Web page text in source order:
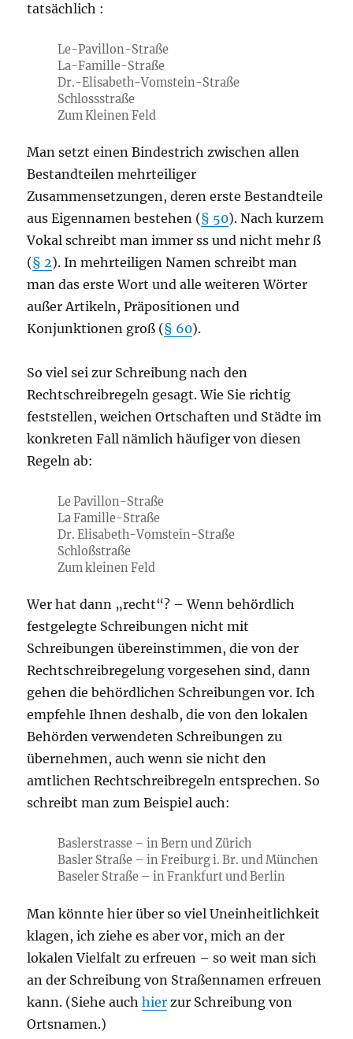
tatsächlich :
Le-Pavillon-Straße
La-Famille-Straße
Dr.-Elisabeth-Vomstein-Straße
Schlossstraße
Zum Kleinen Feld
Man setzt einen Bindestrich zwischen allen
Bestandteilen mehrteiliger
Zusammensetzungen, deren erste Bestandteile
aus Eigennamen bestehen (§ 50). Nach kurzem
Vokal schreibt man immer ss und nicht mehr ß
(§ 2). In mehrteiligen Namen schreibt man
man das erste Wort und alle weiteren Wörter
außer Artikeln, Präpositionen und
Konjunktionen groß (§ 60).
So viel sei zur Schreibung nach den
Rechtschreibregeln gesagt. Wie Sie richtig
feststellen, weichen Ortschaften und Städte im
konkreten Fall nämlich häufiger von diesen
Regeln ab:
Le Pavillon-Straße
La Famille-Straße
Dr. Elisabeth-Vomstein-Straße
Schloßstraße
Zum kleinen Feld
Wer hat dann „recht“? – Wenn behördlich
festgelegte Schreibungen nicht mit
Schreibungen übereinstimmen, die von der
Rechtschreibregelung vorgesehen sind, dann
gehen die behördlichen Schreibungen vor. Ich
empfehle Ihnen deshalb, die von den lokalen
Behörden verwendeten Schreibungen zu
übernehmen, auch wenn sie nicht den
amtlichen Rechtschreibregeln entsprechen. So
schreibt man zum Beispiel auch:
Baslerstrasse – in Bern und Zürich
Basler Straße – in Freiburg i. Br. und München
Baseler Straße – in Frankfurt und Berlin
Man könnte hier über so viel Uneinheitlichkeit
klagen, ich ziehe es aber vor, mich an der
lokalen Vielfalt zu erfreuen – so weit man sich
an der Schreibung von Straßennamen erfreuen
kann. (Siehe auchhier zur Schreibung von
Ortsnamen.)